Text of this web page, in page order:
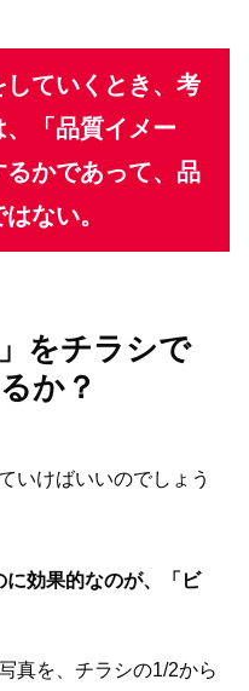
ていくとき、考
「品質イメー
かであって、品
ない。
をチラシで
か？
いけばいいのでしょう
に効果的なのが、「ビ
真を、チラシの1/2から